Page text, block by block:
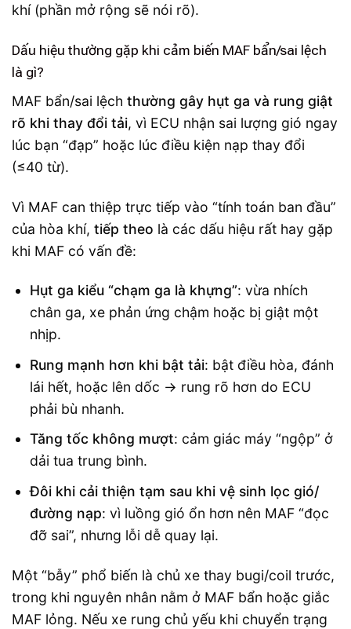
khí (phần mở rộng sẽ nói rõ).
Dấu hiệu thường gặp khi cảm biến MAF bẩn/sai lệch
là gì?
MAF bẩn/sai lệch thường gây hụt ga và rung giật
rõ khi thay đổi tải, vì ECU nhận sai lượng gió ngay
lúc bạn “đạp” hoặc lúc điều kiện nạp thay đổi
(≤40 từ).
Vì MAF can thiệp trực tiếp vào “tính toán ban đầu”
của hòa khí, tiếp theo là các dấu hiệu rất hay gặp
khi MAF có vấn đề:
Hụt ga kiểu “chạm ga là khựng”: vừa nhích
chân ga, xe phản ứng chậm hoặc bị giật một
nhịp.
Rung mạnh hơn khi bật tải: bật điều hòa, đánh
lái hết, hoặc lên dốc → rung rõ hơn do ECU
phải bù nhanh.
Tăng tốc không mượt: cảm giác máy “ngộp” ở
dải tua trung bình.
Đôi khi cải thiện tạm sau khi vệ sinh lọc gió/
đường nạp: vì luồng gió ổn hơn nên MAF “đọc
đỡ sai”, nhưng lỗi dễ quay lại.
Một “bẫy” phổ biến là chủ xe thay bugi/coil trước,
trong khi nguyên nhân nằm ở MAF bẩn hoặc giắc
MAF lỏng. Nếu xe rung chủ yếu khi chuyển trạng